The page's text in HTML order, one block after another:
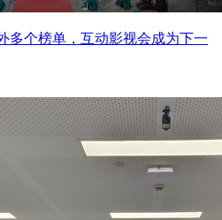
多个榜单，互动影视会成为下一